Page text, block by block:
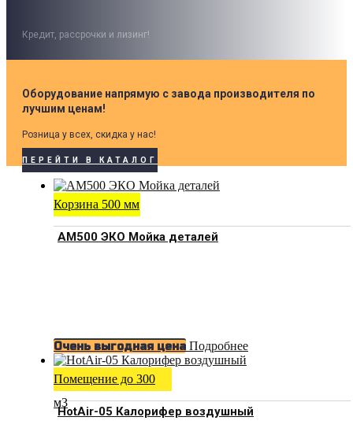
Кредит, рассрочки и лизинг!
Оборудование напрямую с завода производителя по
лучшим ценам!
Розница у всех, скидка у нас!
ПЕРЕЙТИ В КАТАЛОГ
Корзина 500 мм
АМ500 ЭКО Мойка деталей
Очень выгодная цена Подробнее
Помещение до 300
м3
HotAir-05 Калорифер воздушный